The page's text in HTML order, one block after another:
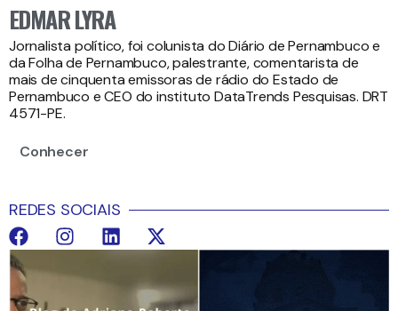
EDMAR LYRA
Jornalista político, foi colunista do Diário de Pernambuco e
da Folha de Pernambuco, palestrante, comentarista de
mais de cinquenta emissoras de rádio do Estado de
Pernambuco e CEO do instituto DataTrends Pesquisas. DRT
4571-PE.
Conhecer
REDES SOCIAIS